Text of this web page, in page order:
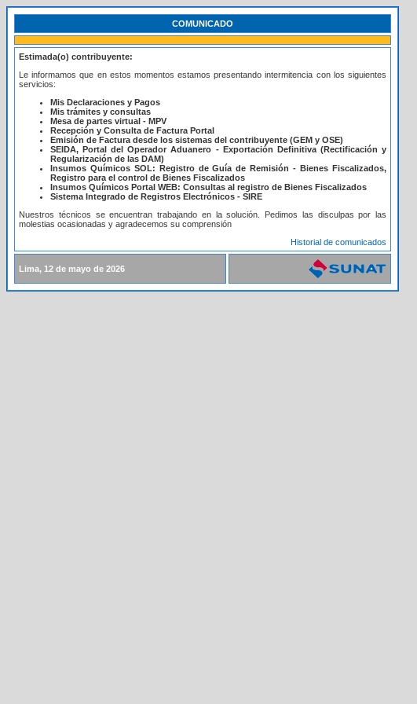
COMUNICADO
Estimada(o) contribuyente:
Le informamos que en estos momentos estamos presentando intermitencia con los siguientes
servicios:
Mis Declaraciones y Pagos
Mis trámites y consultas
Mesa de partes virtual - MPV
Recepción y Consulta de Factura Portal
Emisión de Factura desde los sistemas del contribuyente (GEM y OSE)
SEIDA, Portal del Operador Aduanero - Exportación Definitiva (Rectificación y
Regularización de las DAM)
Insumos Químicos SOL: Registro de Guía de Remisión - Bienes Fiscalizados,
Registro para el control de Bienes Fiscalizados
Insumos Químicos Portal WEB: Consultas al registro de Bienes Fiscalizados
Sistema Integrado de Registros Electrónicos - SIRE
Nuestros técnicos se encuentran trabajando en la solución. Pedimos las disculpas por las
molestias ocasionadas y agradecemos su comprensión
Historial de comunicados
Lima, 12 de mayo de 2026